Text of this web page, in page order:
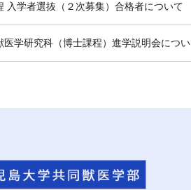
入学者選抜（２次募集）合格者について
医学研究科（博士課程）進学説明会につ